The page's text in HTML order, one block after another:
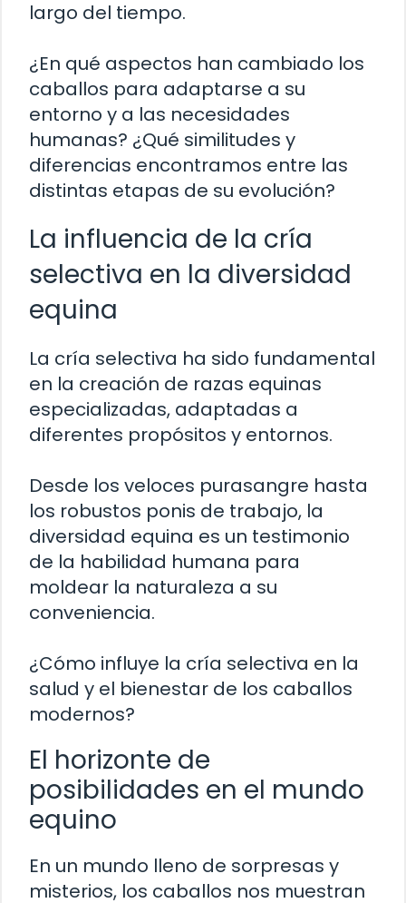
largo del tiempo.
¿En qué aspectos han cambiado los
caballos para adaptarse a su
entorno y a las necesidades
humanas? ¿Qué similitudes y
diferencias encontramos entre las
distintas etapas de su evolución?
La influencia de la cría
selectiva en la diversidad
equina
La cría selectiva ha sido fundamental
en la creación de razas equinas
especializadas, adaptadas a
diferentes propósitos y entornos.
Desde los veloces purasangre hasta
los robustos ponis de trabajo, la
diversidad equina es un testimonio
de la habilidad humana para
moldear la naturaleza a su
conveniencia.
¿Cómo influye la cría selectiva en la
salud y el bienestar de los caballos
modernos?
El horizonte de
posibilidades en el mundo
equino
En un mundo lleno de sorpresas y
misterios, los caballos nos muestran